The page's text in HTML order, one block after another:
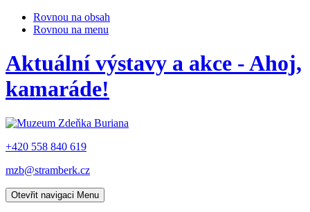
Rovnou na obsah
Rovnou na menu
Aktuální výstavy a akce - Ahoj,
kamaráde!
+420 558 840 619
mzb@stramberk.cz
Otevřit navigaci Menu